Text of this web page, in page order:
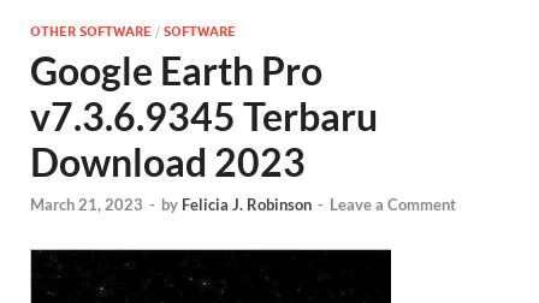
OTHER SOFTWARE / SOFTWARE
Google Earth Pro
v7.3.6.9345 Terbaru
Download 2023
March 21, 2023 - by Felicia J. Robinson - Leave a Comment